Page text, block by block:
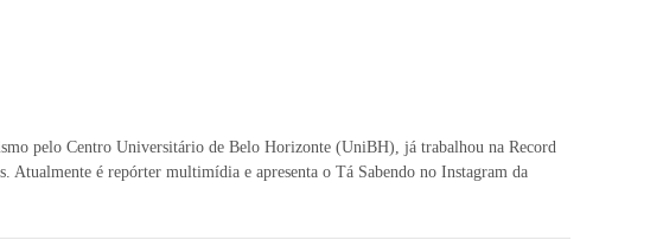
pelo Centro Universitário de Belo Horizonte (UniBH), já trabalhou na Record
Atualmente é repórter multimídia e apresenta o Tá Sabendo no Instagram da